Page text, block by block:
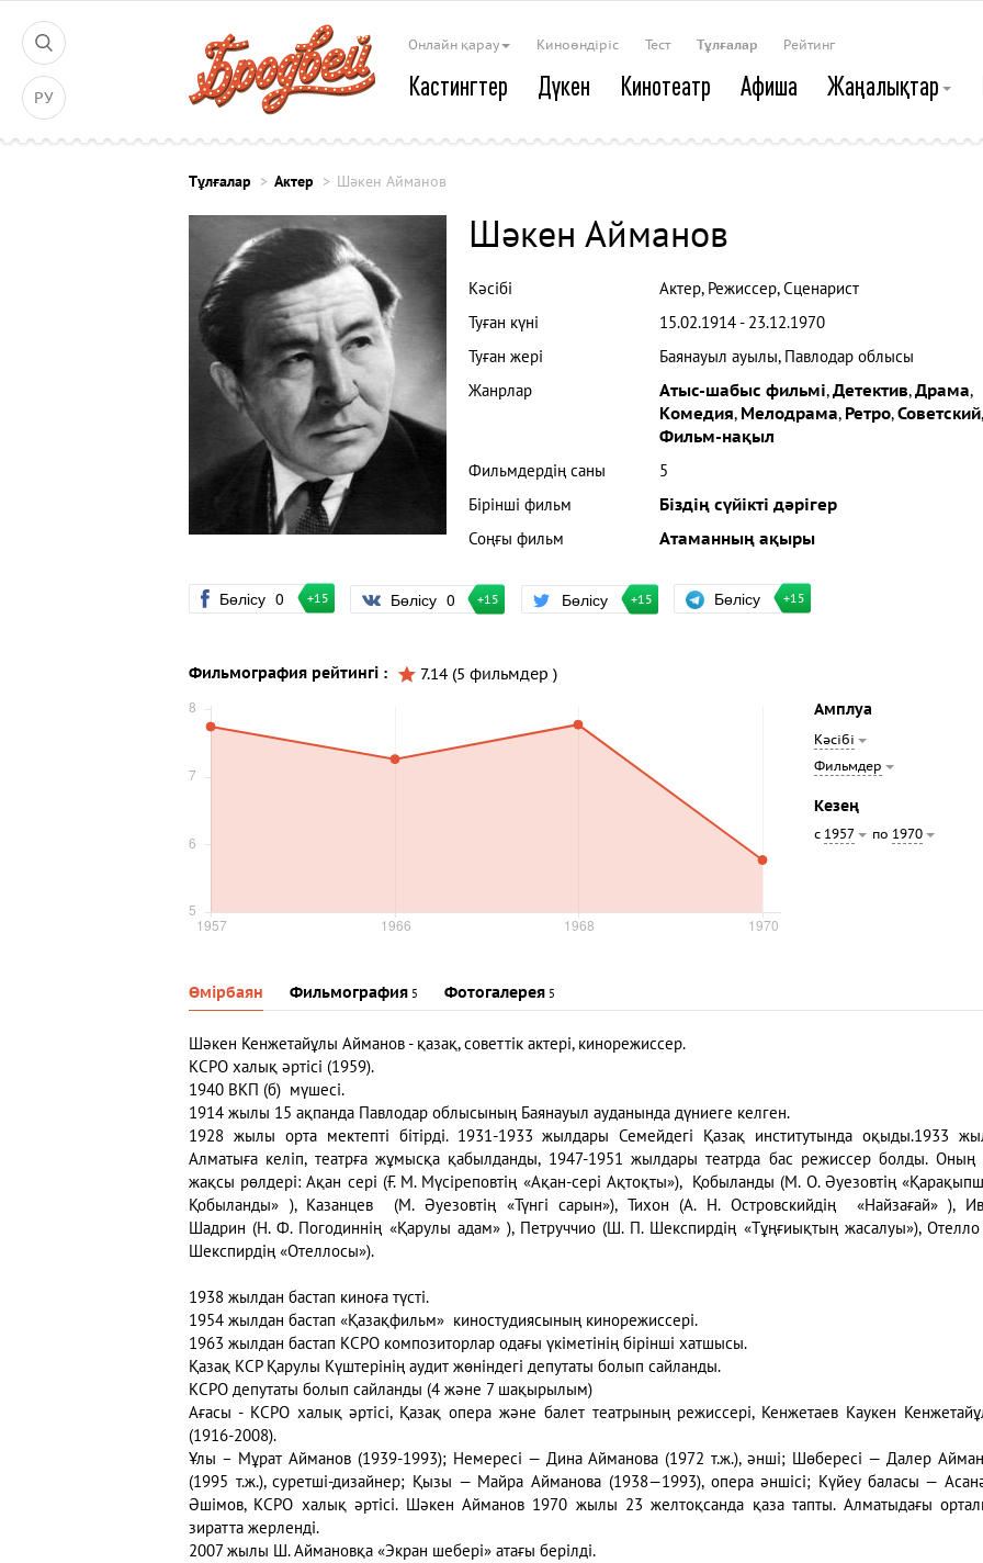
РУ
Онлайн қарау Киноөндіріс Тест Тұлғалар Рейтинг
Кастингтер Дүкен Кинотеатр Афиша Жаңалықтар
Тұлғалар Актер Шәкен Айманов
Шәкен Айманов
Кәсібі
Актер, Режиссер, Сценарист
Туған күні
15.02.1914 - 23.12.1970
Туған жері
Баянауыл ауылы, Павлодар облысы
Жанрлар
Атыс-шабыс фильмі,Детектив,Драма,
Комедия, Мелодрама, Ретро,Советский,
Фильм-нақыл
Фильмдердің саны
5
Бірінші фильм
Біздің сүйікті дәрігер
Соңғы фильм
Атаманның ақыры
Бөлісу 0 +15 Бөлісу 0 +15 Бөлісу +15 Бөлісу +15
Фильмография рейтингі :
7.14 (5 фильмдер )
Амплуа
Кәсібі
Фильмдер
Кезең
с 1957 по 1970
Өмірбаян Фильмография 5 Фотогалерея 5
Шәкен Кенжетайұлы Айманов - қазақ, советтік актері, кинорежиссер.
КСРО халық әртісі (1959).
1940 ВКП (б) мүшесі.
1914 жылы 15 ақпанда Павлодар облысының Баянауыл ауданында дүниеге келген.
1928 жылы орта мектепті бітірді. 1931-1933 жылдары Семейдегі Қазақ институтында оқыды.1933
Алматыға келіп, театрға жұмысқа қабылданды, 1947-1951 жылдары театрда бас режиссер болды. Оның
жақсы рөлдері: Ақан серi (Ғ. М. Мүсіреповтің «Ақан-серi Ақтоқты»), Қобыланды (М. О. Әуезовтің
Қобыланды» ), Казанцев (М. Әуезовтің «Түнгі сарын»), Тихон (А. Н. Островскийдің «Найзағай» ),
Шадрин (Н. Ф. Погодиннің «Қарулы адам» ), Петруччио (Ш. П. Шекспирдің «Тұңғиықтың жасалуы»), Отелло
Шекспирдің «Отеллосы»).
1938 жылдан бастап киноға түсті.
1954 жылдан бастап «Қазақфильм» киностудиясының кинорежиссері.
1963 жылдан бастап КСРО композиторлар одағы үкіметінің бірінші хатшысы.
Қазақ КСР Қарулы Күштерінің аудит жөніндегі депутаты болып сайланды.
КСРО депутаты болып сайланды (4 және 7 шақырылым)
Ағасы - КСРО халық әртісі, Қазақ опера және балет театрының режиссері, Кенжетаев Каукен
(1916-2008).
Ұлы – Мұрат Айманов (1939-1993); Немересі — Дина Айманова (1972 т.ж.), әнші; Шөбересі — Далер
(1995 т.ж.), суретші-дизайнер; Қызы — Майра Айманова (1938—1993), опера әншісі; Күйеу баласы —
Әшімов, КСРО халық әртісі. Шәкен Айманов 1970 жылы 23 желтоқсанда қаза тапты. Алматыдағы
зиратта жерленді.
2007 жылы Ш. Аймановқа «Экран шебері» атағы берілді.